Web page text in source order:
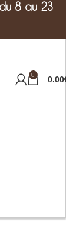
0 0.00
8 au 23